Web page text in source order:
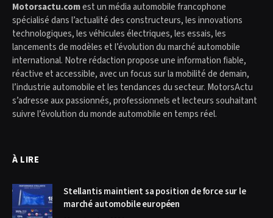
Motorsactu.comest un média automobile francophone
spécialisé dans l’actualité des constructeurs, les innovations
technologiques, les véhicules électriques, les essais, les
lancements de modèles et l’évolution du marché automobile
international. Notre rédaction propose une information fiable,
réactive et accessible, avec un focus sur la mobilité de demain,
l’industrie automobile et les tendances du secteur. MotorsActu
s’adresse aux passionnés, professionnels et lecteurs souhaitant
suivre l’évolution du monde automobile en temps réel.
À LIRE
Stellantis maintient sa position de force sur le
marché automobile européen